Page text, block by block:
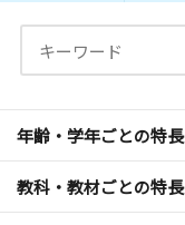
年齢・学年ごとの特長
教科・教材ごとの特長